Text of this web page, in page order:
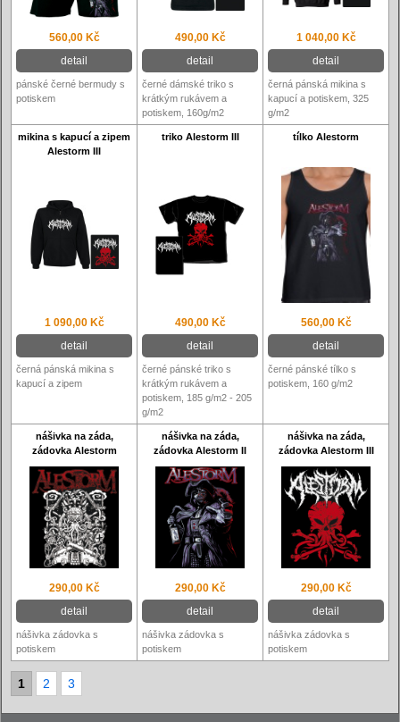
560,00 Kč
detail
490,00 Kč
detail
1 040,00 Kč
detail
pánské černé bermudy s
potiskem
černé dámské triko s
krátkým rukávem a
potiskem, 160g/m2
černá pánská mikina s
kapucí a potiskem, 325
g/m2
mikina s kapucí a zipem
Alestorm III
triko Alestorm III tílko Alestorm
1 090,00 Kč
detail
490,00 Kč
detail
560,00 Kč
detail
černá pánská mikina s
kapucí a zipem
černé pánské triko s
krátkým rukávem a
potiskem, 185 g/m2 - 205
g/m2
černé pánské tílko s
potiskem, 160 g/m2
nášivka na záda,
zádovka Alestorm
nášivka na záda,
zádovka Alestorm II
nášivka na záda,
zádovka Alestorm III
290,00 Kč
detail
290,00 Kč
detail
290,00 Kč
detail
nášivka zádovka s
potiskem
nášivka zádovka s
potiskem
nášivka zádovka s
potiskem
1 2 3